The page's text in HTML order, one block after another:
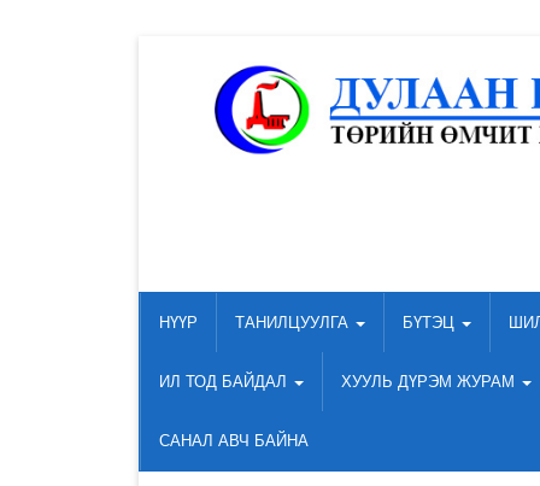
НҮҮР ТАНИЛЦУУЛГА БҮТЭЦ
ИЛ ТОД БАЙДАЛ ХУУЛЬ ДҮРЭМ ЖУРАМ
САНАЛ АВЧ БАЙНА